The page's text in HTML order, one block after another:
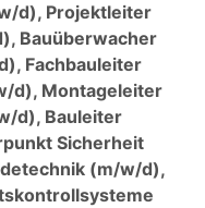
d), Projektleiter
Bauüberwacher
Fachbauleiter
d), Montageleiter
d), Bauleiter
Sicherheit
(m/w/d),